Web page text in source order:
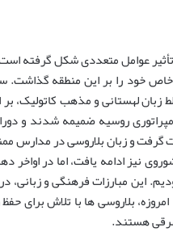
عوامل متعددی شکل گرفته
خود را بر این منطقه
زبان لهستانی و مذهب کاتولیک،
روسیه ضمیمه شدند و
گرفت و زبان بلاروسی در مدارس
این مبارزات فرهنگی و زبانی،
انجامید. امروزه، بلاروسی ها با تلاش
هستند.